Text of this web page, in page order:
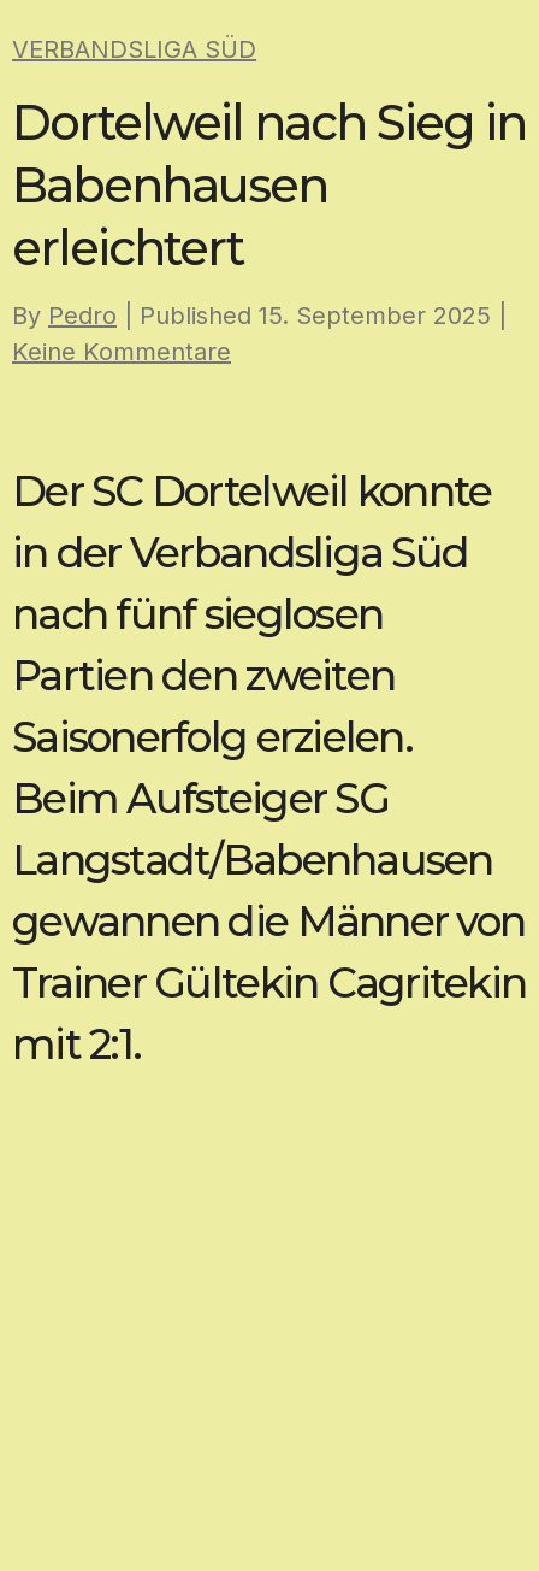
to
VERBANDSLIGA SÜD
Dortelweil nach Sieg in
Babenhausen
erleichtert
By Pedro | Published 15. September 2025
Keine Kommentare
Der SC Dortelweil konnte
in der Verbandsliga Süd
nach fünf sieglosen
Partien den zweiten
Saisonerfolg erzielen.
Beim Aufsteiger SG
Langstadt/Babenhausen
gewannen die Männer von
Trainer Gültekin Cagritekin
mit 2:1.